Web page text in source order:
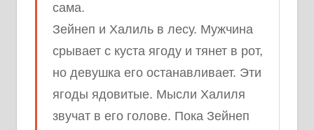
сама.
Зейнеп и Халиль в лесу. Мужчина
срывает с куста ягоду и тянет в рот,
но девушка его останавливает. Эти
ягоды ядовитые. Мысли Халиля
звучат в его голове. Пока Зейнеп